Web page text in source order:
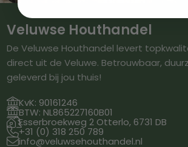
Veluwse Houthandel
De Veluwse Houthandel levert
direct uit de Veluwe. Betrouwbaar,
geleverd bij jou thuis!
KvK: 90161246
BTW: NL865227160B01
Esserbroekweg 2 Otterlo, 6731 DB
+31 (0) 318 250 789
info@veluwsehouthandel.nl